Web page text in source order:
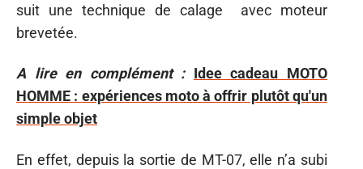
suit une technique de calage avec moteur
brevetée.
A lire en complément : Idee cadeau MOTO
HOMME : expériences moto à offrir plutôt qu'un
simple objet
En effet, depuis la sortie de MT-07, elle n’a subi